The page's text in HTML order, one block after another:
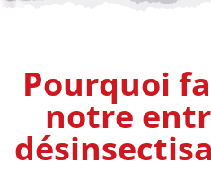
Pourquoi
notre